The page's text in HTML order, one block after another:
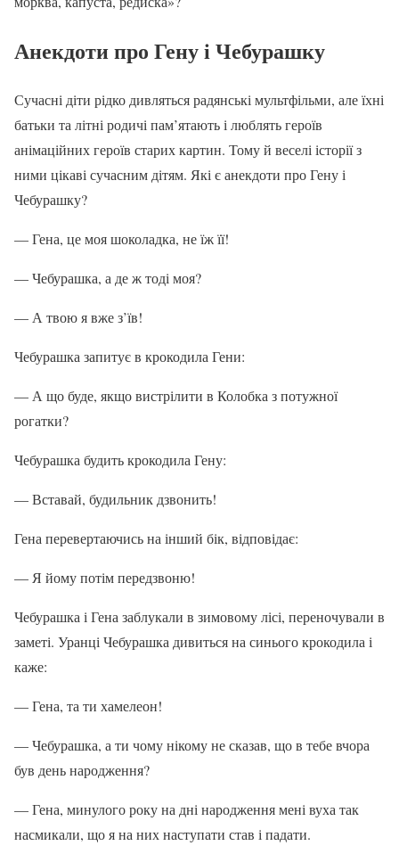
Анекдоти про Гену і Чебурашку
Сучасні діти рідко дивляться радянські мультфільми, але їхні
батьки та літні родичі пам’ятають і люблять героїв
анімаційних героїв старих картин. Тому й веселі історії з
ними цікаві сучасним дітям. Які є анекдоти про Гену і
Чебурашку?
— Гена, це моя шоколадка, не їж її!
— Чебурашка, а де ж тоді моя?
— А твою я вже з’їв!
Чебурашка запитує в крокодила Гени:
— А що буде, якщо вистрілити в Колобка з потужної
рогатки?
Чебурашка будить крокодила Гену:
— Вставай, будильник дзвонить!
Гена перевертаючись на інший бік, відповідає:
— Я йому потім передзвоню!
Чебурашка і Гена заблукали в зимовому лісі, переночували в
заметі. Уранці Чебурашка дивиться на синього крокодила і
каже:
— Гена, та ти хамелеон!
— Чебурашка, а ти чому нікому не сказав, що в тебе вчора
був день народження?
— Гена, минулого року на дні народження мені вуха так
насмикали, що я на них наступати став і падати.